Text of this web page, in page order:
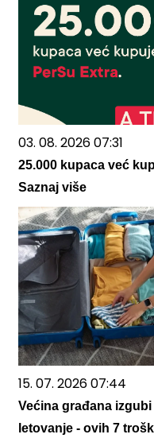
03. 08. 2026 07:31
25.000 kupaca već
Saznaj više
15. 07. 2026 07:44
Većina građana
letovanje - ovih 7